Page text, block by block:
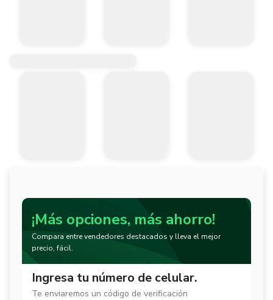
¡Más opciones, más ahorro!
Compara entre vendedores destacados y lleva el mejor
precio, fácil.
Ingresa tu número de celular.
Te enviaremos un código de verificación